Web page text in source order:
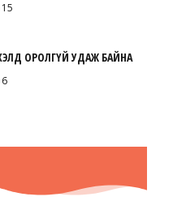
ОРОЛГҮЙ УДАЖ БАЙНА